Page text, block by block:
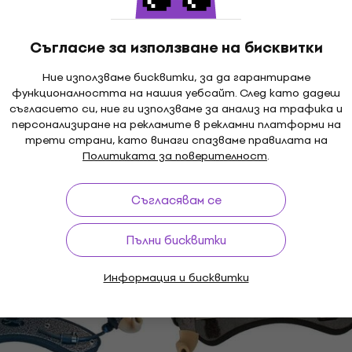
Съгласие за използване на бисквитки
Ние използваме бисквитки, за да гарантираме
функционалността на нашия уебсайт. След като дадеш
съгласието си, ние ги използваме за анализ на трафика и
персонализиране на рекламите в рекламни платформи на
трети страни, като винаги спазваме правилата на
Политиката за поверителност.
Съгласявам се
Пълни бисквитки
Информация и бисквитки
48,15 €
Цигулка
- 1/4 Kun KVI2 Цигулка за
3/4-1/2
Цигулка за рамото
36,30 €
В наличност
Цигулка за
4 Bronze
- 15 %
Wolf 5450 Цигулка за
3/4-4/4 Black
Цигулка за рамото
40,70 €
В наличност
Отстъпки